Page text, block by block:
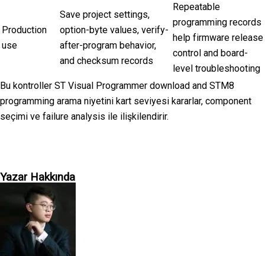
Production
use
Save project settings,
option-byte values, verify-
after-program behavior,
and checksum records
Repeatable
programming records
help firmware release
control and board-
level troubleshooting
Bu kontroller ST Visual Programmer download and STM8
programming arama niyetini kart seviyesi kararlar, component
seçimi ve failure analysis ile ilişkilendirir.
Yazar Hakkında